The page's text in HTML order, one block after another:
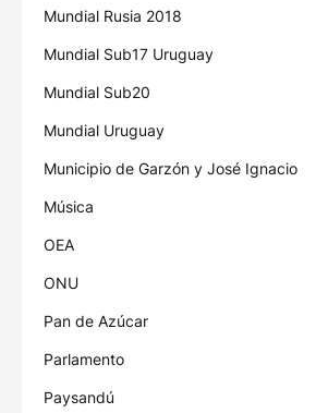
Mundial Rusia 2018
Mundial Sub17 Uruguay
Mundial Sub20
Mundial Uruguay
Municipio de Garzón y José Ignacio
Música
OEA
ONU
Pan de Azúcar
Parlamento
Paysandú